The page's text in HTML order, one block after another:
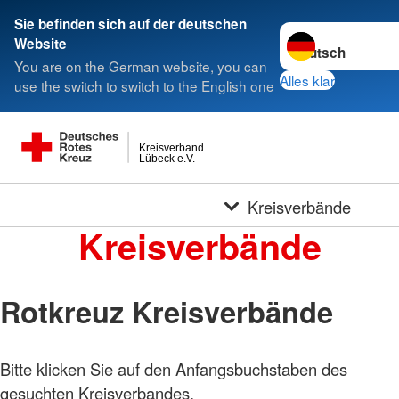
Sie befinden sich auf der deutschen
Website
You are on the German website, you can
use the switch to switch to the English one
Sprache wechseln
Alles klar
Lübeck e.V.
Kreisverband
Kreisverbände
Kreisverbände
Rotkreuz Kreisverbände
Bitte klicken Sie auf den Anfangsbuchstaben des
gesuchten Kreisverbandes.